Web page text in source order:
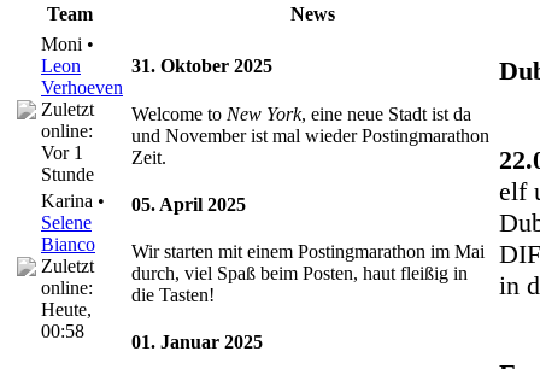
Team
News
Moni •
Leon
Verhoeven
Zuletzt
online:
Vor 1
Stunde
Karina •
Selene
Bianco
Zuletzt
online:
Heute,
00:58
31. Oktober 2025
Welcome to New York, eine neue Stadt ist da
und November ist mal wieder Postingmarathon
Zeit.
05. April 2025
Wir starten mit einem Postingmarathon im Mai
durch, viel Spaß beim Posten, haut fleißig in
die Tasten!
01. Januar 2025
elf
in